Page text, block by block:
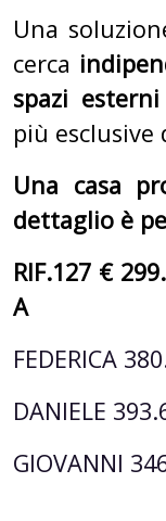
Una
cerca
spazi
più esclusive
Una casa
dettaglio è
RIF.127 €
A
FEDERICA
DANIELE
GIOVANNI